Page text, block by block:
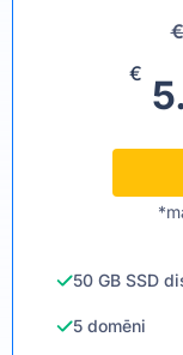
€
50 GB SSD
5 domēni